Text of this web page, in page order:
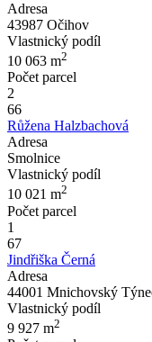
Adresa
43987 Očihov
Vlastnický podíl
10 063 m2
Počet parcel
2
66
Růžena Halzbachová
Adresa
Smolnice
Vlastnický podíl
10 021 m2
Počet parcel
1
67
Jindřiška Černá
Adresa
44001 Mnichovský
Vlastnický podíl
9 927 m2